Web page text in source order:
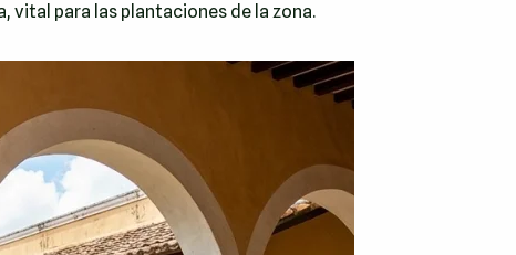
vital para las plantaciones de la zona.